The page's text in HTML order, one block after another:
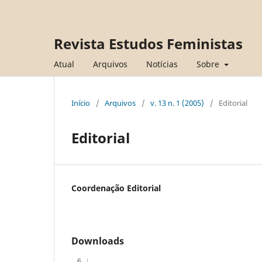
Revista Estudos Feministas
Atual Arquivos Notícias Sobre
Início / Arquivos / v. 13 n. 1 (2005) / Editorial
Editorial
Coordenação Editorial
Downloads